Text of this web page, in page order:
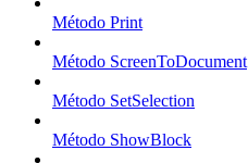
Método Print
Método ScreenToDocument
Método SetSelection
Método ShowBlock